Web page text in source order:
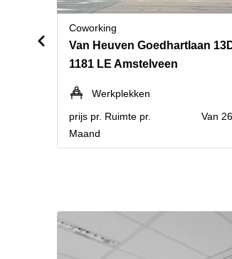
Coworking
Van Heuven Goedhartlaan
1181 LE Amstelveen
Werkplekken
prijs pr. Ruimte pr.
Maand
Van